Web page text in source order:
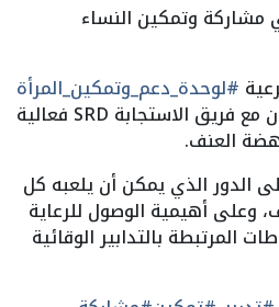
مشاركة وتمكين النساء
#لوحدة_دعم_وتمكين_المرأة
في مدينة قباسين بالتعاون مع فريق الاستجابة SRD فعالية
الدور الذي يمكن أن يلعبه كل
وعلى أهيمية الوصول للرعاية
المرتبطة بالتدابير الوقائية